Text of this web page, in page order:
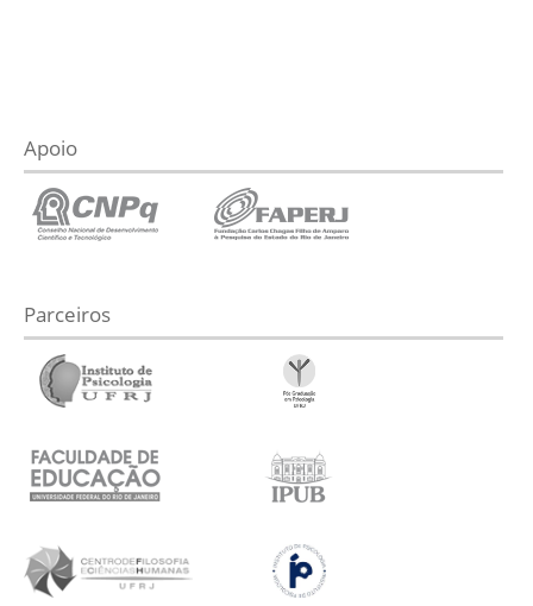
Apoio
Parceiros